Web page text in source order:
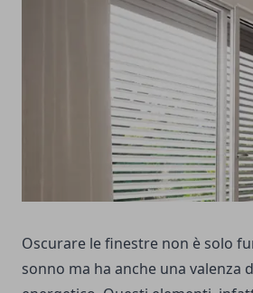
Oscurare le finestre non è solo
sonno ma ha anche una valenza